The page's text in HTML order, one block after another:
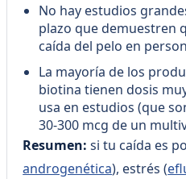
No hay estudios
plazo que demuestren
caída del pelo en
La mayoría de los
biotina tienen dosis
usa en estudios (que
30-300 mcg de un
Resumen: si tu caída es
androgenética), estrés (